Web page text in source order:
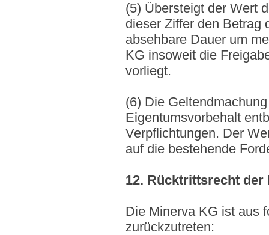
(5) Übersteigt der Wert
dieser Ziffer den Betrag
absehbare Dauer um
KG insoweit die
vorliegt.
(6) Die
Eigentumsvorbehalt
Verpflichtungen. Der
auf die bestehende
12. Rücktrittsrecht der
Die Minerva KG ist aus
zurückzutreten: